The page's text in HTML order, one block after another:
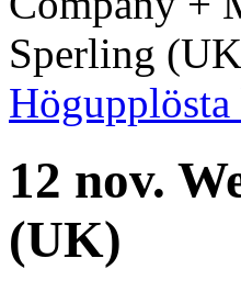
12 nov.
(UK)